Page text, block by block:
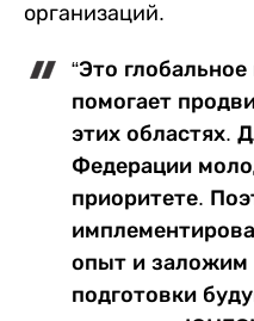
организаций.
“Это
помогает
этих областях.
Федерации
приоритете.
опыт и заложим
подготовки